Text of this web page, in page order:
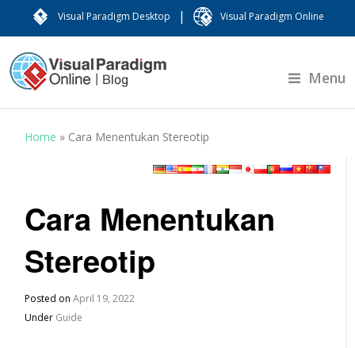
Visual Paradigm Desktop | Visual Paradigm Online
Menu
Home » Cara Menentukan Stereotip
Cara Menentukan
Stereotip
Posted onApril 19, 2022
Under Guide